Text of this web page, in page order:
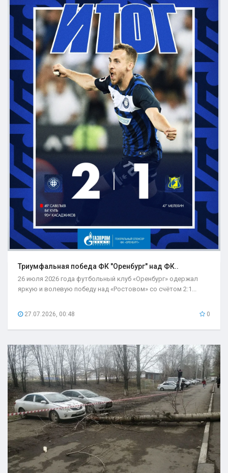
Триумфальная победа ФК "Оренбург" над ФК..
26 июля 2026 года футбольный клуб «Оренбург» одержал
яркую и волевую победу над «Ростовом» со счётом 2:1...
27.07.2026, 00:48 0